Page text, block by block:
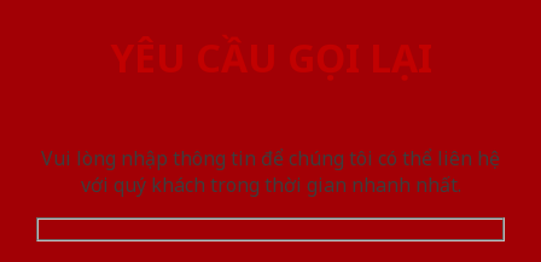
YÊU CẦU GỌI LẠI
Vui lòng nhập thông tin để chúng tôi có thể liên hệ
với quý khách trong thời gian nhanh nhất.